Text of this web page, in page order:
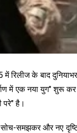
में रिलीज के बाद
में एक नया युग" शुरू
परे" है।
सोच-समझकर और नए